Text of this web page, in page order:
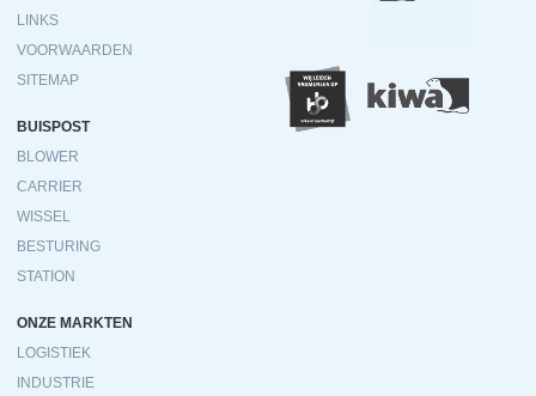
LINKS
VOORWAARDEN
SITEMAP
BUISPOST
BLOWER
CARRIER
WISSEL
BESTURING
STATION
ONZE MARKTEN
LOGISTIEK
INDUSTRIE